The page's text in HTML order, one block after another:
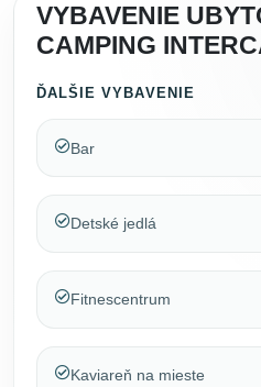
VYBAVENIE
CAMPING
ĎALŠIE VYBAVENIE
Bar
Detské jedlá
Fitnescentrum
Kaviareň na mieste